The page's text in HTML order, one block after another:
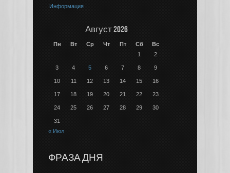
Информация
Август 2026
Пн Вт Ср Чт Пт Сб
Вс
1
2
3 4 5 6 7 8 9
10 11 12 13 14 15 16
17 18 19 20 21 22 23
24 25 26 27 28 29 30
31
« Июл
ФРАЗА ДНЯ